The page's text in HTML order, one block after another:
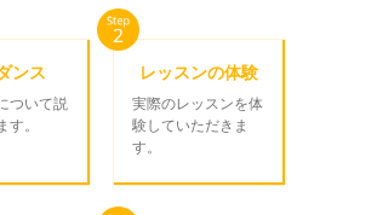
ンス
ついて説
。
レッスンの体験
実際のレッスンを体
験していただきま
す。